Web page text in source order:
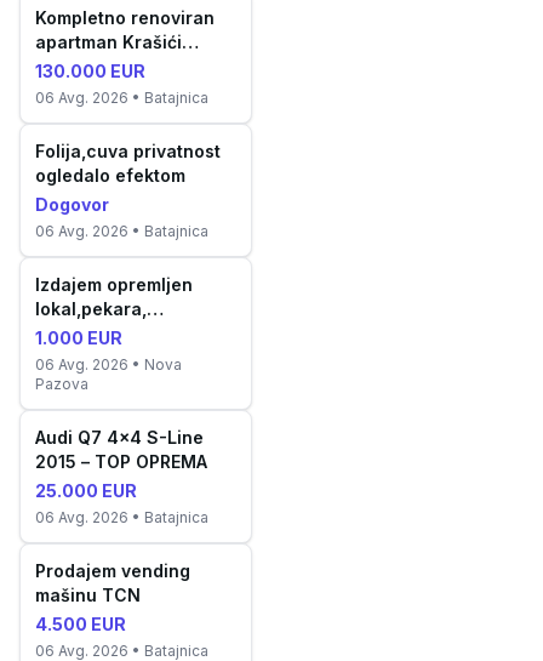
Kompletno renoviran
apartman Krašići
(52m²)
130.000 EUR
06 Avg. 2026 • Batajnica
Folija,cuva privatnost
ogledalo efektom
Dogovor
06 Avg. 2026 • Batajnica
Izdajem opremljen
lokal,pekara,
proizvodnja kolača
1.000 EUR
06 Avg. 2026 • Nova
Pazova
Audi Q7 4x4 S-Line
2015 – TOP OPREMA
25.000 EUR
06 Avg. 2026 • Batajnica
Prodajem vending
mašinu TCN
4.500 EUR
06 Avg. 2026 • Batajnica